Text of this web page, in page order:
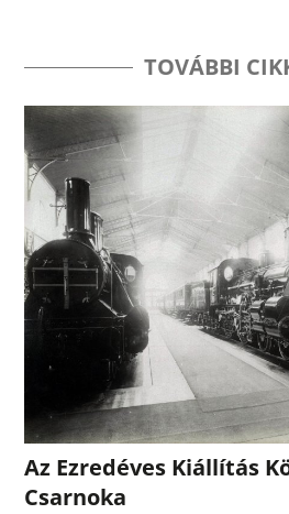
TOVÁBBI
Az Ezredéves Kiállítás
Csarnoka